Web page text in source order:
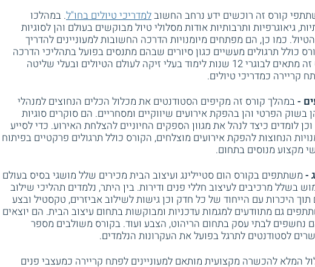
קורס זה רוכשים ידע נרחב החשובלמדריכי טיולים בחו"ל. במהלכו
גיאוגרפיות ותרבותיות אודות מסלולי טיול מבוקשים בעולם והן לסוגיות
כמו כן, הם מפתחים מיומנויות הדרכה החשובות למעוניינים להדריך
כולל תרגולים מעשיים כגון סיורים שבהם מתנסים בפועל בתהליכי הדרכה
של קבוצות מטיילים. קורס זה מתאים לבוגרי 12 שנות לימוד בעלי זיקה לעולם הטיולים ובעלי שליטה
קריירה כמדריכי טיולים.
-במהלך קורס זה מקיפים הסטודנטים את מכלול הכלים הנחוצים למנהלי
בשוק הפרטי והן בהפקת אירועים שיווקיים ומסחריים. הם סוקרים סוגיות
לומדים כיצד לנהל את מגוון הספקים החיוניים להצלחת האירוע. כדי לסייע
הנחוצות להפקת אירועים מוצלחים, הקורס כולל תרגולים פרקטיים בפיתוח
מקצוע מנוסים בתחום.
- משתתפים בקורס הום סטיילינג ועיצוב הבית מכירים שלל מושגי בסיס בעולם
בשלל מרכיבים לעיצוב חללי פנים ודירות. בין היתר, נלמדים תהליכי שילוב
היכרות עם הייחוד של כל חדק וכן גישות לשילוב אביזרים, טקסטיל ובצע
גם מתוודעים למגמות עדכניות ומבוקשות בתחום עיצוב הבית. הם יוצאים
נחשפים לבתי עסק בתחום הריהוט, הצבע ועוד. בקורס משולבים מספר
לסטודנטים לתרגל בפועל את העקרונות הנלמדים.
המלא להכשרה מקצועית מותאם למעוניינים לפתח קריירה כמעצבי פנים